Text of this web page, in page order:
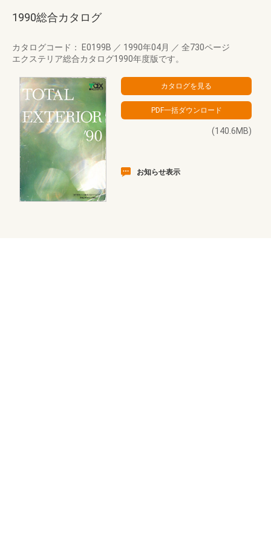
1990総合カタログ
カタログコード： E0199B ／ 1990年04月 ／ 全730ページ
エクステリア総合カタログ1990年度版です。
(140.6MB)
お知らせ表示